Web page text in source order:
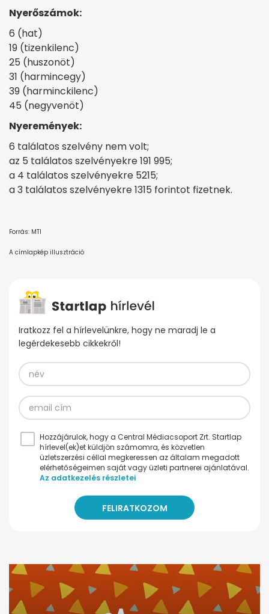
Nyerőszámok:
6 (hat)
19 (tizenkilenc)
25 (huszonöt)
31 (harmincegy)
39 (harminckilenc)
45 (negyvenöt)
Nyeremények:
6 találatos szelvény nem volt;
az 5 találatos szelvényekre 191 995;
a 4 találatos szelvényekre 5215;
a 3 találatos szelvényekre 1315 forintot fizetnek.
Forrás: MTI
A címlapkép illusztráció
Iratkozz fel a hírlevelünkre, hogy ne maradj le a
legérdekesebb cikkekről!
Hozzájárulok, hogy a Central Médiacsoport Zrt. Startlap
hírlevel(ek)et küldjön számomra, és közvetlen
üzletszerzési céllal megkeressen az általam megadott
elérhetőségeimen saját vagy üzleti partnerei ajánlatával.
Az adatkezelés részletei